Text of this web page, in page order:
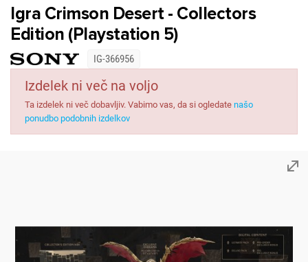
Igra Crimson Desert - Collectors
Edition (Playstation 5)
IG-366956
Izdelek ni več na voljo
Ta izdelek ni več dobavljiv. Vabimo vas, da si ogledate našo
ponudbo podobnih izdelkov